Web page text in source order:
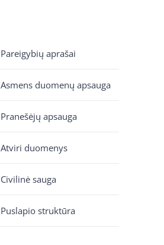
Pareigybių aprašai
Asmens duomenų apsauga
Pranešėjų apsauga
Atviri duomenys
Civilinė sauga
Puslapio struktūra